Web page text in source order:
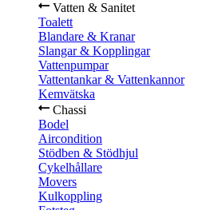
Vatten & Sanitet
Toalett
Blandare & Kranar
Slangar & Kopplingar
Vattenpumpar
Vattentankar & Vattenkannor
Kemvätska
Chassi
Bodel
Aircondition
Stödben & Stödhjul
Cykelhållare
Movers
Kulkoppling